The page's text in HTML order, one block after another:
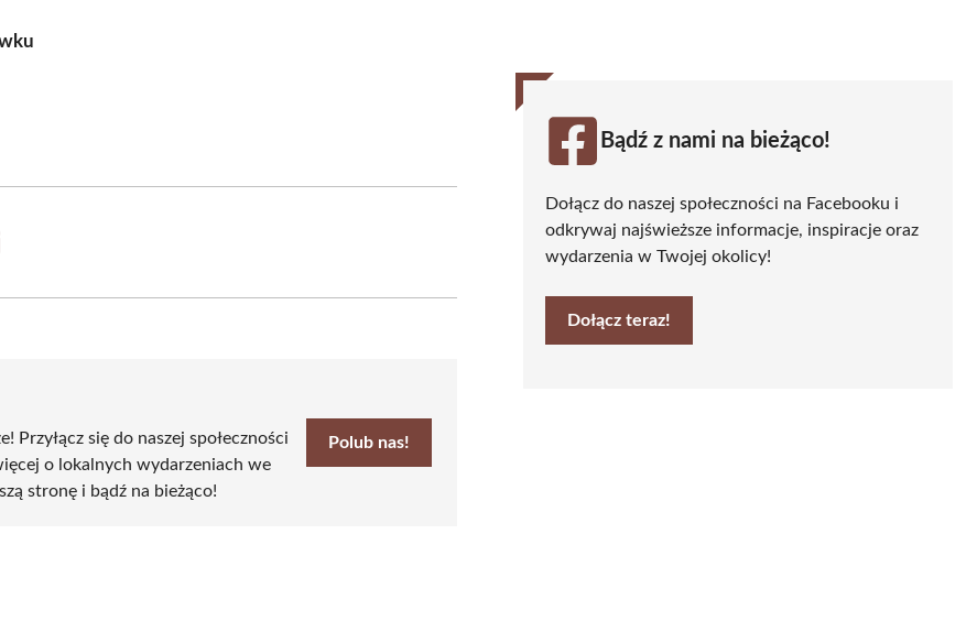
się do naszej społeczności
o lokalnych wydarzeniach we
stronę i bądź na bieżąco!
Polub nas!
Bądź z nami na bieżąco!
Dołącz do naszej społeczności na Facebooku i
odkrywaj najświeższe informacje, inspiracje oraz
wydarzenia w Twojej okolicy!
Dołącz teraz!